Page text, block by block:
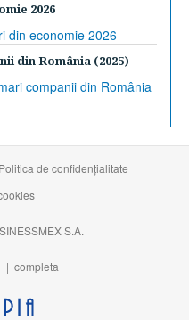
2026
din România (2025)
Politica de confidențialitate
S.A.
| completa